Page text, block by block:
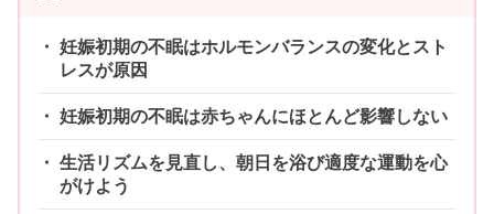
妊娠初期の不眠はホルモンバランスの変化とスト
レスが原因
妊娠初期の不眠は赤ちゃんにほとんど影響しない
生活リズムを見直し、朝日を浴び適度な運動を心
がけよう